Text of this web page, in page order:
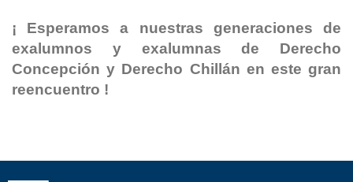
¡ Esperamos a nuestras generaciones de
exalumnos y exalumnas de Derecho
Concepción y Derecho Chillán en este gran
reencuentro !